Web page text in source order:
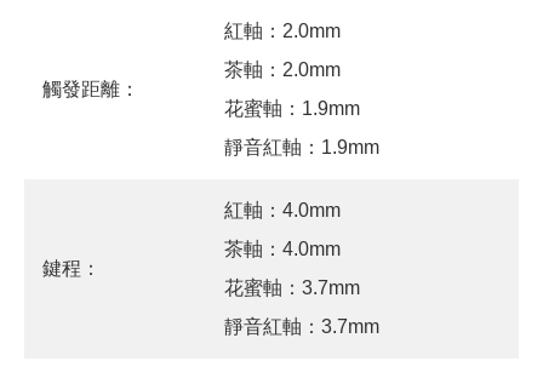
觸發距離：
紅軸：2.0mm
茶軸：2.0mm
花蜜軸：1.9mm
靜音紅軸：1.9mm
鍵程：
紅軸：4.0mm
茶軸：4.0mm
花蜜軸：3.7mm
靜音紅軸：3.7mm